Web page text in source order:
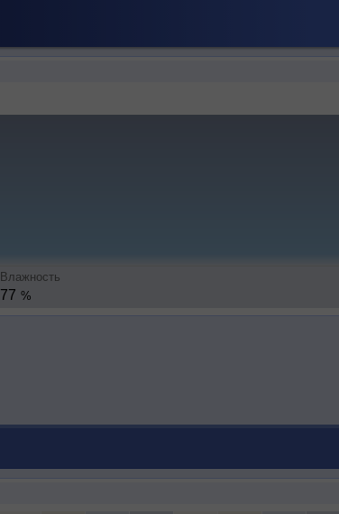
Влажность
77 %